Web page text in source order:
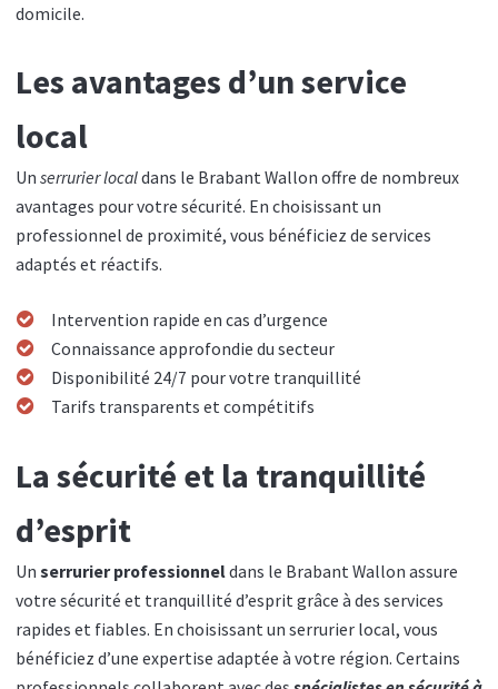
domicile.
Les avantages d’un service
local
Un serrurier localdans le Brabant Wallon offre de nombreux
avantages pour votre sécurité. En choisissant un
professionnel de proximité, vous bénéficiez de services
adaptés et réactifs.
Intervention rapide en cas d’urgence
Connaissance approfondie du secteur
Disponibilité 24/7 pour votre tranquillité
Tarifs transparents et compétitifs
La sécurité et la tranquillité
d’esprit
Un serrurier professionnel dans le Brabant Wallon assure
votre sécurité et tranquillité d’esprit grâce à des services
rapides et fiables. En choisissant un serrurier local, vous
bénéficiez d’une expertise adaptée à votre région. Certains